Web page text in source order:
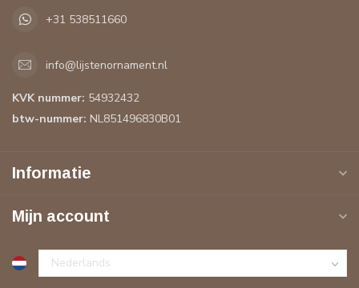
+31 538511660
info@lijstenornament.nl
KVK nummer: 54932432
btw-nummer: NL851496830B01
Informatie
Mijn account